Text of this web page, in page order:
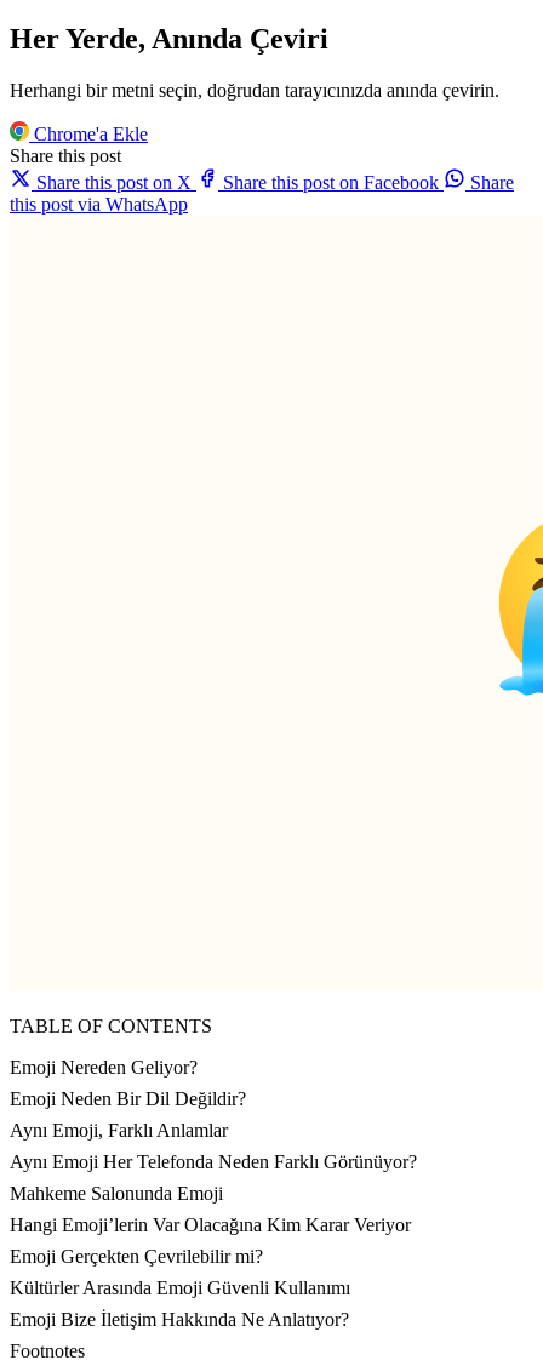
Her Yerde, Anında Çeviri
Herhangi bir metni seçin, doğrudan tarayıcınızda anında çevirin.
Chrome'a Ekle
Share this post
Share this post on X
Share this post on Facebook
Share
this post via WhatsApp
TABLE OF CONTENTS
Emoji Nereden Geliyor?
Emoji Neden Bir Dil Değildir?
Aynı Emoji, Farklı Anlamlar
Aynı Emoji Her Telefonda Neden Farklı Görünüyor?
Mahkeme Salonunda Emoji
Hangi Emoji’lerin Var Olacağına Kim Karar Veriyor
Emoji Gerçekten Çevrilebilir mi?
Kültürler Arasında Emoji Güvenli Kullanımı
Emoji Bize İletişim Hakkında Ne Anlatıyor?
Footnotes